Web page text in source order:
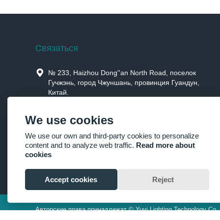
Cвязаться

№ 233, Haizhou Dong''an North Road, поселок
Гучжэнь, город Чжуншань, провинция Гуандун,
Китай.
 +86-760-85190506
Авторские права принадлежат © Yuyi Lighting Technology
We use cookies
We use our own and third-party cookies to personalize
content and to analyze web traffic. Read more about
cookies
Accept cookies Reject